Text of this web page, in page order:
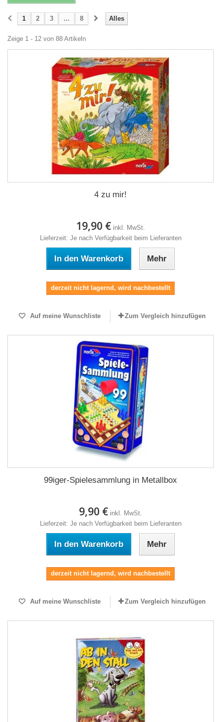
Alles
1 2 3 ... 8
Zeige 1 - 12 von 88 Artikeln
4 zu mir!
19,90 € inkl. MwSt.
Lieferzeit: Je nach Verfügbarkeit beim Lieferanten
In den Warenkorb Mehr
derzeit nicht lagernd, wird nachbestellt
Auf meine Wunschliste Zum Vergleich hinzufügen
99iger-Spielesammlung in Metallbox
9,90 € inkl. MwSt.
Lieferzeit: Je nach Verfügbarkeit beim Lieferanten
In den Warenkorb Mehr
derzeit nicht lagernd, wird nachbestellt
Auf meine Wunschliste Zum Vergleich hinzufügen